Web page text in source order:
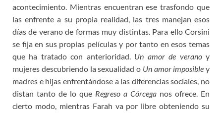
acontecimiento. Mientras encuentran ese trasfondo que
las enfrente a su propia realidad, las tres manejan esos
días de verano de formas muy distintas. Para ello Corsini
se fija en sus propias películas y por tanto en esos temas
que ha tratado con anterioridad. Un amor de veranoy
mujeres descubriendo la sexualidad o Un amor imposible y
madres e hijas enfrentándose a las diferencias sociales, no
distan tanto de lo que Regreso a Córcega nos ofrece. En
cierto modo, mientras Farah va por libre obteniendo su